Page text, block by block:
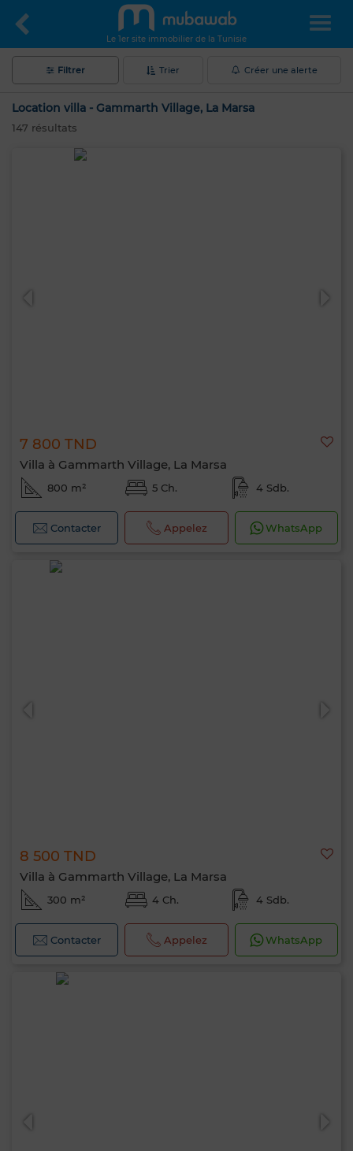
Le 1er site immobilier de la Tunisie
Filtrer Trier Créer une alerte
Location villa - Gammarth Village, La Marsa
147 résultats
7 800 TND
Villa à Gammarth Village, La Marsa
800 m² 5 Ch. 4 Sdb.
Contacter Appelez WhatsApp
8 500 TND
Villa à Gammarth Village, La Marsa
300 m² 4 Ch. 4 Sdb.
Contacter Appelez WhatsApp